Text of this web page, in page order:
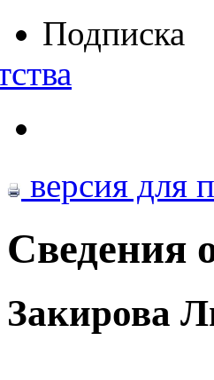
Подписка
версия для
Сведения
Закирова